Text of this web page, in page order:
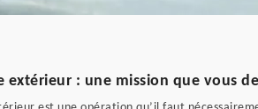
extérieur : une mission que vous